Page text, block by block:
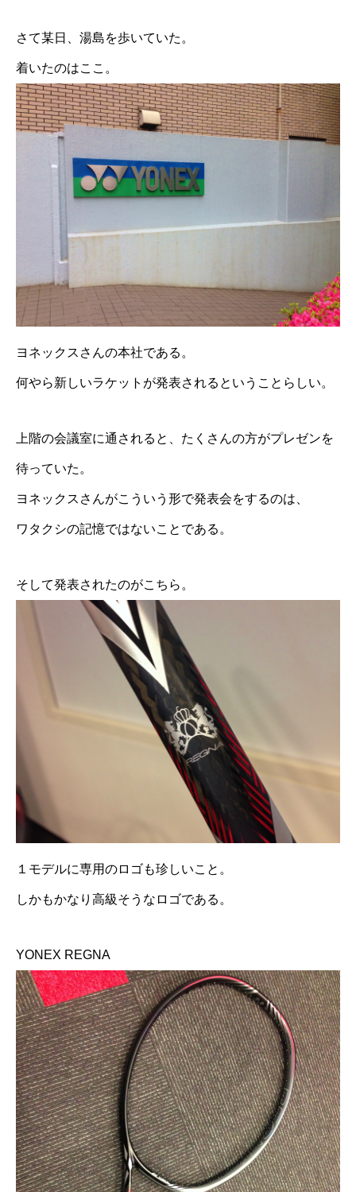
さて某日、湯島を歩いていた。
着いたのはここ。
ヨネックスさんの本社である。
何やら新しいラケットが発表されるということらしい。
上階の会議室に通されると、たくさんの方がプレゼンを
待っていた。
ヨネックスさんがこういう形で発表会をするのは、
ワタクシの記憶ではないことである。
そして発表されたのがこちら。
１モデルに専用のロゴも珍しいこと。
しかもかなり高級そうなロゴである。
YONEX REGNA